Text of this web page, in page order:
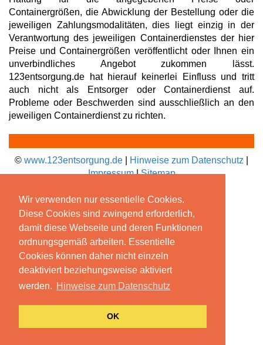
Wir verwenden nur essentielle Cookies.
Diese Cookies sind zwingend erforderlich,
damit diese Webseite und deren Funktionen
ordnungsgemäß arbeiten. Essentielle
Cookies können daher nicht einzeln
deaktiviert beziehungsweise aktiviert
werden. Hinweise zum Datenschutz
OK
Containergrößen, die Abwicklung der Bestellung oder die
jeweiligen Zahlungsmodalitäten, dies liegt einzig in der
Verantwortung des jeweiligen Containerdienstes der hier
Preise und Containergrößen veröffentlicht oder Ihnen ein
unverbindliches Angebot zukommen lässt.
123entsorgung.de hat hierauf keinerlei Einfluss und tritt
auch nicht als Entsorger oder Containerdienst auf.
Probleme oder Beschwerden sind ausschließlich an den
jeweiligen Containerdienst zu richten.
© www.123entsorgung.de Hinweise zum Datenschutz
Impressum|Sitemap